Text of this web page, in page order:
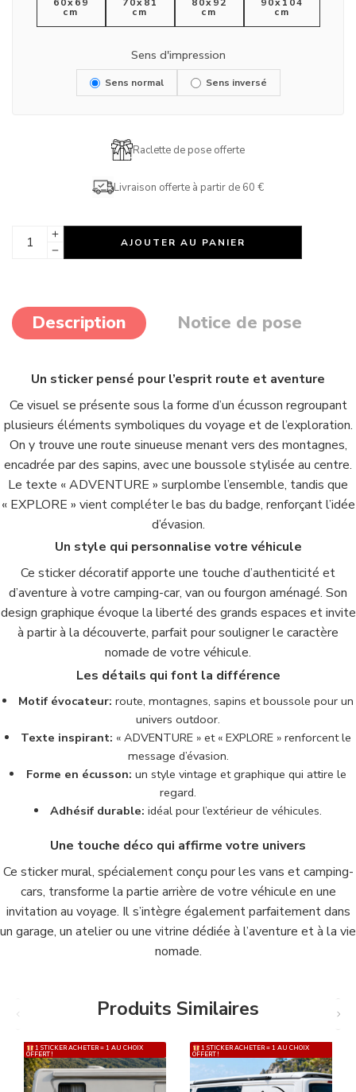
cm cm cm cm
Sens d'impression
Sens normal Sens inversé
Raclette de pose offerte
Livraison offerte à partir de 60 €
AJOUTER AU PANIER
Description Notice de pose
Un sticker pensé pour l’esprit route et aventure
Ce visuel se présente sous la forme d’un écusson regroupant
plusieurs éléments symboliques du voyage et de l’exploration.
On y trouve une route sinueuse menant vers des montagnes,
encadrée par des sapins, avec une boussole stylisée au centre.
Le texte « ADVENTURE » surplombe l’ensemble, tandis que
« EXPLORE » vient compléter le bas du badge, renforçant l’idée
d’évasion.
Un style qui personnalise votre véhicule
Ce sticker décoratif apporte une touche d’authenticité et
d’aventure à votre camping-car, van ou fourgon aménagé. Son
design graphique évoque la liberté des grands espaces et invite
à partir à la découverte, parfait pour souligner le caractère
nomade de votre véhicule.
Les détails qui font la différence
Motif évocateur: route, montagnes, sapins et boussole pour un
univers outdoor.
Texte inspirant: « ADVENTURE » et « EXPLORE » renforcent le
message d’évasion.
Forme en écusson: un style vintage et graphique qui attire le
regard.
Adhésif durable: idéal pour l’extérieur de véhicules.
Une touche déco qui affirme votre univers
Ce sticker mural, spécialement conçu pour les vans et camping-
cars, transforme la partie arrière de votre véhicule en une
invitation au voyage. Il s’intègre également parfaitement dans
un garage, un atelier ou une vitrine dédiée à l’aventure et à la vie
nomade.
Produits Similaires
1 STICKER ACHETER = 1 AU CHOIX
OFFERT !
1 STICKER ACHETER = 1 AU CHOIX
OFFERT !